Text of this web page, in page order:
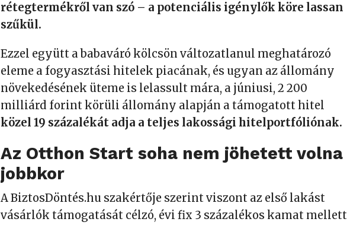
rétegtermékről van szó – a potenciális igénylők köre lassan
szűkül.
Ezzel együtt a babaváró kölcsön változatlanul meghatározó
eleme a fogyasztási hitelek piacának, és ugyan az állomány
növekedésének üteme is lelassult mára, a júniusi, 2 200
milliárd forint körüli állomány alapján a támogatott hitel
közel 19 százalékát adja a teljes lakossági hitelportfóliónak.
Az Otthon Start soha nem jöhetett volna
jobbkor
A BiztosDöntés.hu szakértője szerint viszont az első lakást
vásárlók támogatását célzó, évi fix 3 százalékos kamat mellett